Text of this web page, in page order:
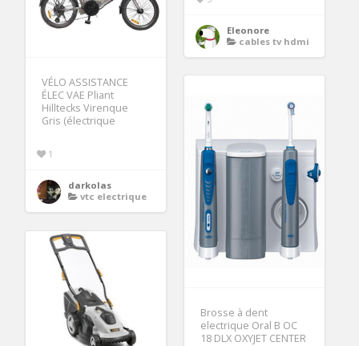
Eleonore
cables tv hdmi
VÉLO ASSISTANCE
ÉLEC VAE Pliant
Hilltecks Virenque
Gris (électrique
1
darkolas
vtc electrique
Brosse à dent
electrique Oral B OC
18 DLX OXYJET CENTER